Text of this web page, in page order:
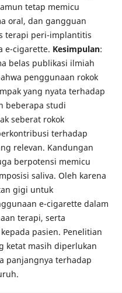
tetap memicu
oral, dan gangguan
terapi peri-implantitis
e-cigarette. Kesimpulan:
belas publikasi ilmiah
penggunaan rokok
yang nyata terhadap
beberapa studi
seberat rokok
terhadap
relevan. Kandungan
berpotensi memicu
saliva. Oleh karena
gigi untuk
e-cigarette dalam
terapi, serta
pasien. Penelitian
ketat masih diperlukan
panjangnya terhadap